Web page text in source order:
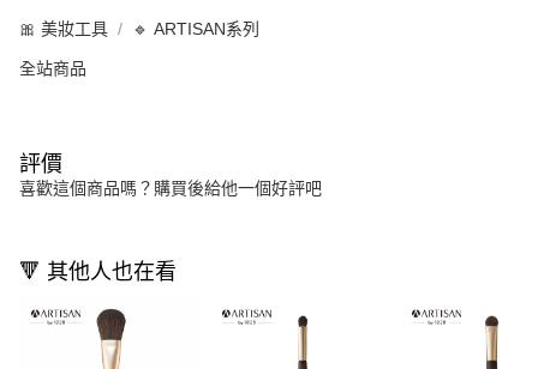
🎀 美妝工具 🔹 ARTISAN系列
全站商品
評價
喜歡這個商品嗎？購買後給他一個好評吧
🔻 其他人也在看